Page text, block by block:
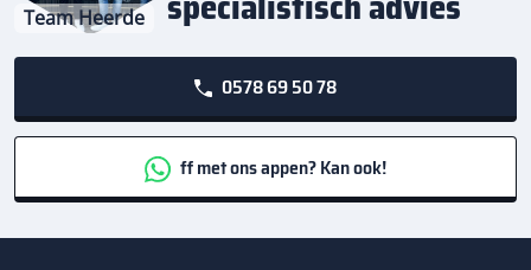
Team Heerde
0578 69 50 78
ff met ons appen? Kan ook!